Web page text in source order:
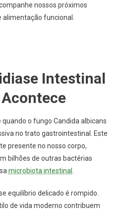
nossos próximos
funcional.
Intestinal
Acontece
o fungo Candida albicans
no trato gastrointestinal. Este
presente no nosso corpo,
bilhões de outras bactérias
microbiota intestinal
equilíbrio delicado é rompido.
de vida moderno contribuem